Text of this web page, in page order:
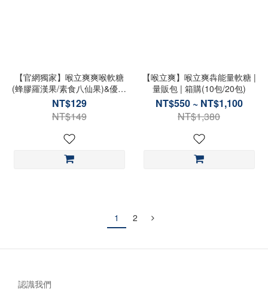
【官網獨家】喉立爽爽喉軟糖
(蜂膠羅漢果/素食八仙果)&優鮮
酪益生菌軟糖(原味/葡萄) | 單桶
| 過年版精緻桶(110g)
NT$129
NT$149
【喉立爽】喉立爽犇能量軟糖 |
量販包 | 箱購(10包/20包)
NT$550 ~ NT$1,100
NT$1,380
1 2
認識我們